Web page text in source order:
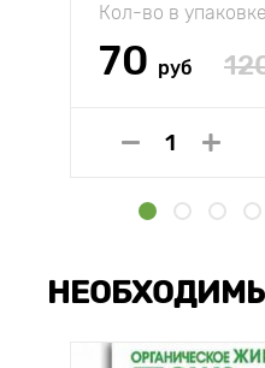
Кол-во в
70 руб